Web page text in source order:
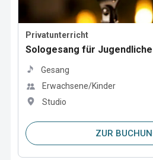
Privatunterricht
Sologesang für Jugendliche
Gesang
Erwachsene/Kinder
Studio
ZUR